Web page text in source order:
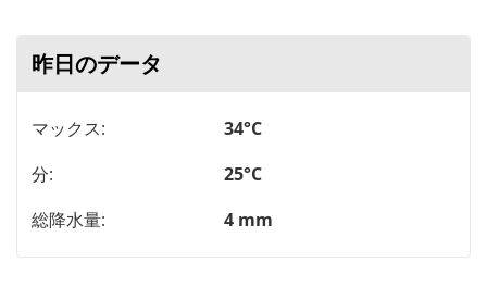
昨日のデータ
マックス:
34°C
分:
25°C
総降水量:
4 mm